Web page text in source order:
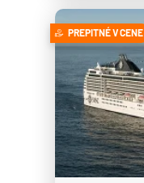
PREPITNÉ V CENE